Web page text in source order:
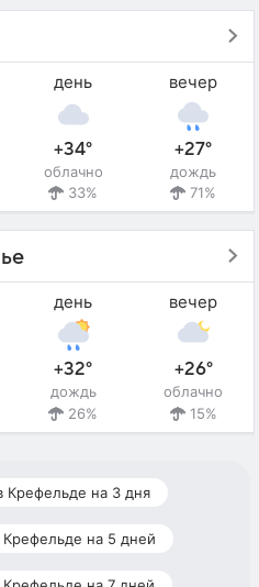
день
+34°
облачно
33%
вечер
+27°
дождь
71%
день
+32°
дождь
26%
вечер
+26°
облачно
15%
Крефельде на 3 дня
на 5 дней